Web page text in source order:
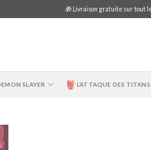
🎁 Livraison gratuite sur tout
SLAYER L’ATTAQUE DES TITANS